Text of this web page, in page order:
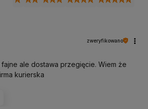
zweryfikowano
ale dostawa przegięcie. Wiem że
kurierska